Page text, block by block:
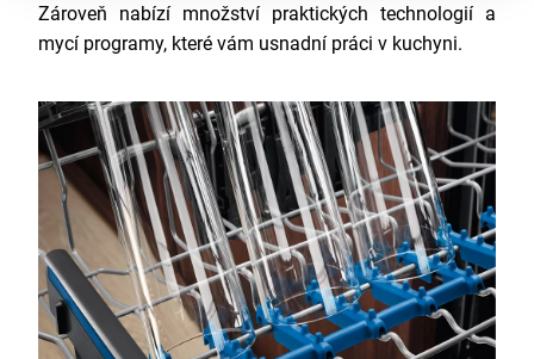
Zároveň nabízí množství praktických technologií a
mycí programy, které vám usnadní práci v kuchyni.